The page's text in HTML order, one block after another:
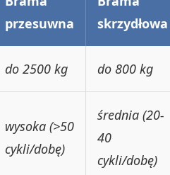
przesuwna
skrzydłowa
do 2500 kg do 800 kg
wysoka (>50
cykli/dobę)
średnia (20-
40
cykli/dobę)